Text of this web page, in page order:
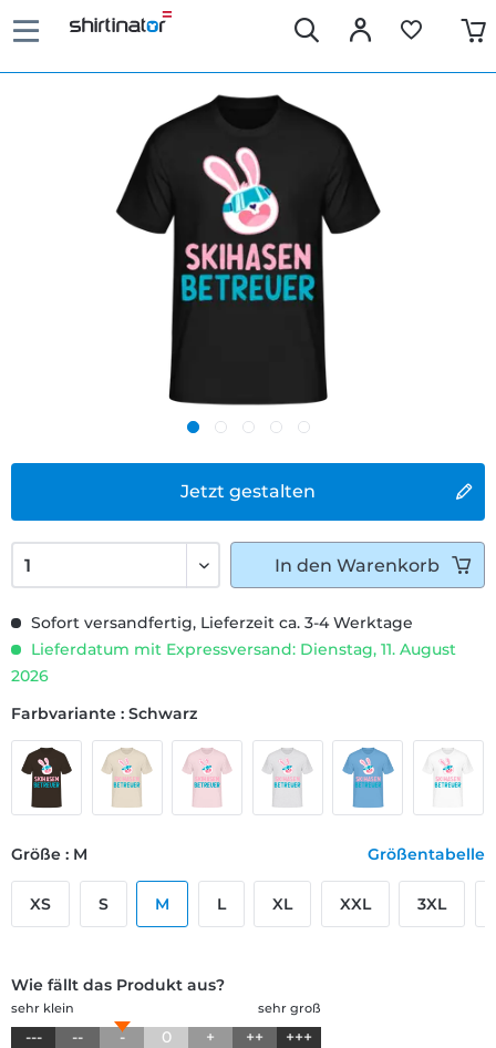
Jetzt gestalten
Sofort versandfertig, Lieferzeit ca. 3-4 Werktage
Lieferdatum mit Expressversand: Dienstag, 11. August
2026
Farbvariante : Schwarz
Größe : M Größentabelle
XS S M L XL XXL 3XL
Wie fällt das Produkt aus?
sehr groß
sehr klein
--- -- - 0 + ++ +++
In den Warenkorb